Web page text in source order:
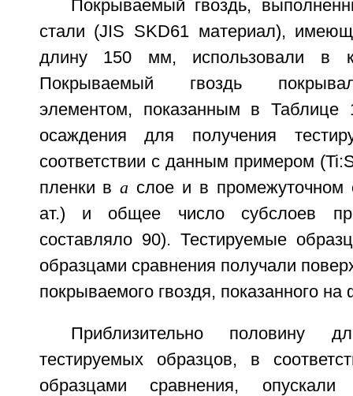
Покрываемый гвоздь,
стали (JIS SKD61 материал),
длину 150 мм, использовали в
Покрываемый гвоздь
элементом, показанным в Таблице
осаждения для получения
соответствии с данным примером
пленки вa слое и в
ат.) и общее число субслоев
составляло 90). Тестируемые
образцами сравнения получали
покрываемого гвоздя, показанного на
Приблизительно половину
тестируемых образцов, в
образцами сравнения,